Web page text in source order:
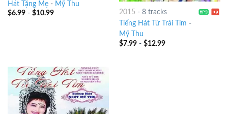
Hát Tặng Mẹ- Mỹ Thu
$6.99- $10.99 2015 - 8 tracks
Tiếng Hát Từ Trái Tim -
Mỹ Thu
$7.99- $12.99